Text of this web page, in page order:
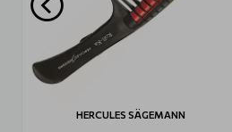
HERCULES SÄGEMANN